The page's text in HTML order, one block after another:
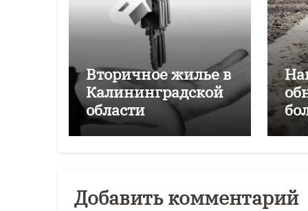
Вторичное жилье в
Калининградской
области
подорожало на
Добавить комментарий